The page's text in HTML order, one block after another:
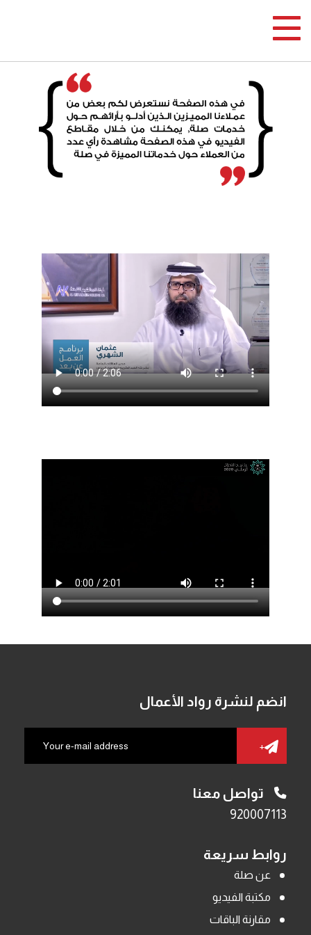
Toggle navigation
انضم لنشرة رواد الأعمال
تواصل معنا
920007113
روابط سريعة
عن صلة
مكتبة الفيديو
مقارنة الباقات